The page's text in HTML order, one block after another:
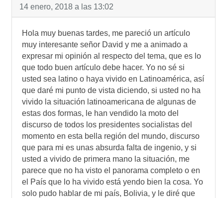
14 enero, 2018 a las 13:02
Hola muy buenas tardes, me pareció un artículo
muy interesante señor David y me a animado a
expresar mi opinión al respecto del tema, que es lo
que todo buen artículo debe hacer. Yo no sé si
usted sea latino o haya vivido en Latinoamérica, así
que daré mi punto de vista diciendo, si usted no ha
vivido la situación latinoamericana de algunas de
estas dos formas, le han vendido la moto del
discurso de todos los presidentes socialistas del
momento en esta bella región del mundo, discurso
que para mi es unas absurda falta de ingenio, y si
usted a vivido de primera mano la situación, me
parece que no ha visto el panorama completo o en
el País que lo ha vivido está yendo bien la cosa. Yo
solo pudo hablar de mi país, Bolivia, y le diré que